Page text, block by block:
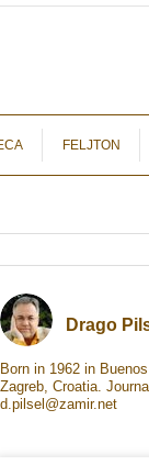
FELJTON
Drago
Born in 1962 in
Zagreb, Croatia.
d.pilsel@zamir.net